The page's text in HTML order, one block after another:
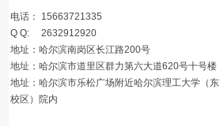
电话： 15663721335
Q Q: 2632912920
地址：哈尔滨南岗区长江路200号
地址：哈尔滨市道里区群力第六大道620号十号楼
地址：哈尔滨市乐松广场附近哈尔滨理工大学（东
校区）院内